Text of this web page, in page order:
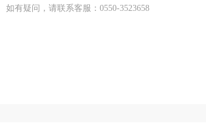
如有疑问，请联系客服：0550-3523658